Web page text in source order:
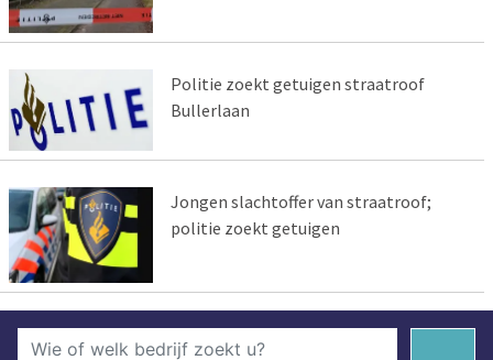
Politie zoekt getuigen straatroof
Bullerlaan
Jongen slachtoffer van straatroof;
politie zoekt getuigen